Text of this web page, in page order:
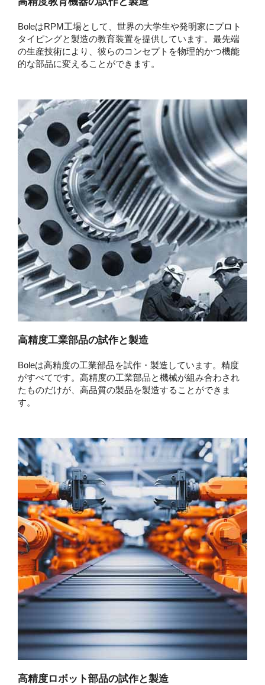
BoleはRPM工場として、世界の大学生や発明家にプロト
タイピングと製造の教育装置を提供しています。最先端
の生産技術により、彼らのコンセプトを物理的かつ機能
的な部品に変えることができます。
高精度工業部品の試作と製造
Boleは高精度の工業部品を試作・製造しています。精度
がすべてです。高精度の工業部品と機械が組み合わされ
たものだけが、高品質の製品を製造することができま
す。
高精度ロボット部品の試作と製造